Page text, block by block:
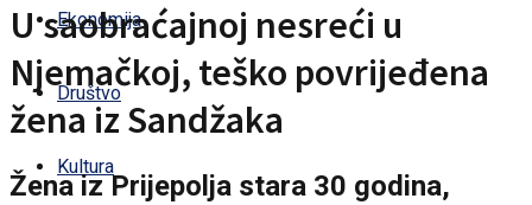
Ekonomija
Društvo
Kultura
U saobraćajnoj nesreći u
Njemačkoj, teško povrijeđena
žena iz Sandžaka
Žena iz Prijepolja stara 30 godina,